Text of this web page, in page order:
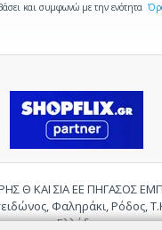
και συμφωνώ με την ενότητα
Θ ΚΑΙ ΣΙΑ ΕΕ ΠΗΓΑΣΟΣ
Φαληράκι, Ρόδος,
Ελλάδα